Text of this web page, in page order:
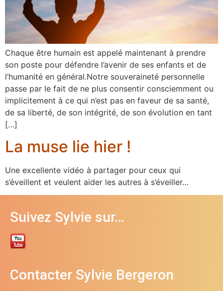
Chaque être humain est appelé maintenant à prendre
son poste pour défendre l’avenir de ses enfants et de
l’humanité en général.Notre souveraineté personnelle
passe par le fait de ne plus consentir consciemment ou
implicitement à ce qui n’est pas en faveur de sa santé,
de sa liberté, de son intégrité, de son évolution en tant
[…]
La muse lie hier !
Une excellente vidéo à partager pour ceux qui
s’éveillent et veulent aider les autres à s’éveiller…
Suivez Sylvie sur…
Contacter Sylvie Bergeron